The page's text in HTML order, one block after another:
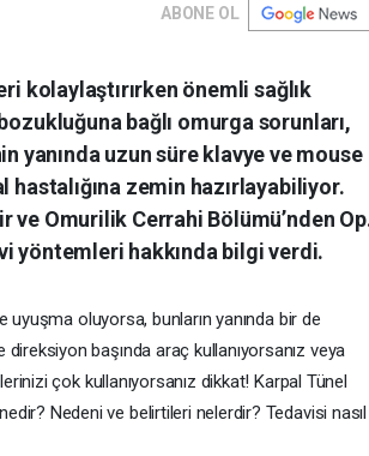
ABONE OL
kolaylaştırırken önemli sağlık
bağlı omurga sorunları,
yanında uzun süre klavye ve mouse
zemin hazırlayabiliyor.
ve Omurilik Cerrahi Bölümü’nden
yöntemleri hakkında bilgi verdi.
uyuşma oluyorsa, bunların yanında bir de
direksiyon başında araç kullanıyorsanız veya
çok kullanıyorsanız dikkat! Karpal Tünel
Nedeni ve belirtileri nelerdir? Tedavisi nasıl